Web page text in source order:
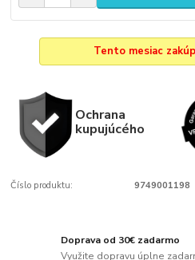
Tento mesiac
Ochrana
kupujúcého
Číslo produktu: 9749001198
Doprava od 30€ zadarmo
Využite dopravu úplne